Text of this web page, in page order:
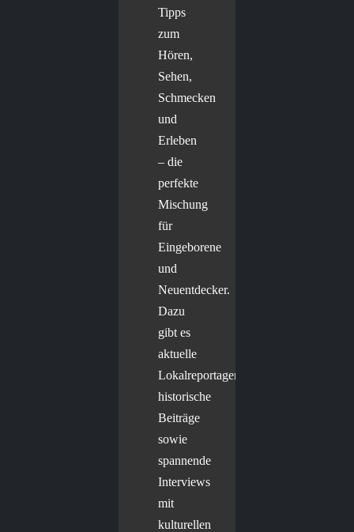
Tipps
zum
Hören,
Sehen,
Schmecken
und
Erleben
– die
perfekte
Mischung
für
Eingeborene
und
Neuentdecker.
Dazu
gibt es
aktuelle
Lokalreportagen,
historische
Beiträge
sowie
spannende
Interviews
mit
kulturellen